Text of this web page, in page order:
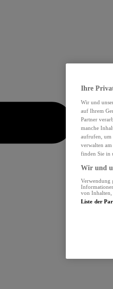
Ihre
Wir und
auf Ihrem
Partner
manche
aufrufen, um
verwalten
finden Sie in
Wir und
Verwendung
von Inhalten,
Liste der